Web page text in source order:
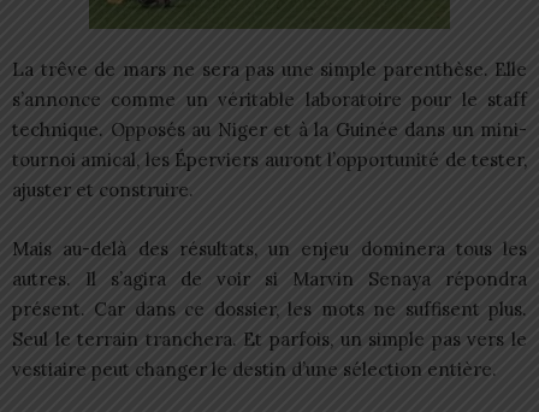
La trêve de mars ne sera pas une simple parenthèse. Elle
s’annonce comme un véritable laboratoire pour le staff
technique. Opposés au Niger et à la Guinée dans un mini-
tournoi amical, les Éperviers auront l’opportunité de tester,
ajuster et construire.
Mais au-delà des résultats, un enjeu dominera tous les
autres. Il s’agira de voir si Marvin Senaya répondra
présent. Car dans ce dossier, les mots ne suffisent plus.
Seul le terrain tranchera. Et parfois, un simple pas vers le
vestiaire peut changer le destin d’une sélection entière.